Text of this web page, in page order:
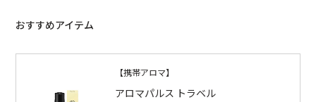
おすすめアイテム
【携帯アロマ】
アロマパルス トラベル